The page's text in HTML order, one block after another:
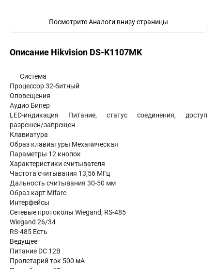
Посмотрите Аналоги внизу страницы
Описание Hikvision DS-K1107MK
Система
Процессор 32-битный
Оповещения
Аудио Бипер
LED-индикация Питание, статус соединения, доступ
разрешен/запрещен
Клавиатура
Образ клавиатуры Механическая
Параметры 12 кнопок
Характеристики считывателя
Частота считывания 13,56 МГц
Дальность считывания 30-50 мм
Образ карт Mifare
Интерфейсы
Сетевые протоколы Wiegand, RS-485
Wiegand 26/34
RS-485 Есть
Ведущее
Питание DC 12В
Пролетарий ток 500 мА